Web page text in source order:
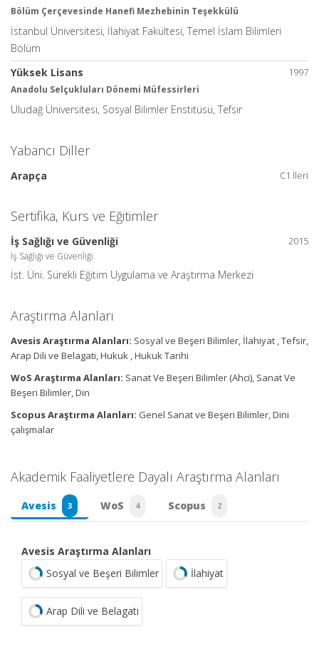
Bölüm Çerçevesinde Hanefi Mezhebinin Teşekkülü
İstanbul Üniversitesi, İlahiyat Fakültesi, Temel İslam Bilimleri
Bölüm
1997
Yüksek Lisans
Anadolu Selçukluları Dönemi Müfessirleri
Uludağ Üniversitesi, Sosyal Bilimler Enstitüsü, Tefsir
Yabancı Diller
C1 İleri
Arapça
Sertifika, Kurs ve Eğitimler
2015
İş Sağlığı ve Güvenliği
İş Sağlığı ve Güvenliği
İst. Üni. Sürekli Eğitim Uygulama ve Araştırma Merkezi
Araştırma Alanları
Avesis Araştırma Alanları: Sosyal ve Beşeri Bilimler, İlahiyat , Tefsir,
Arap Dili ve Belagati, Hukuk , Hukuk Tarihi
WoS Araştırma Alanları: Sanat Ve Beşeri Bilimler (Ahci), Sanat Ve
Beşeri Bilimler, Din
Scopus Araştırma Alanları: Genel Sanat ve Beşeri Bilimler, Dini
çalışmalar
Akademik Faaliyetlere Dayalı Araştırma Alanları
Avesis 3 WoS 4 Scopus 2
Avesis Araştırma Alanları
Sosyal ve Beşeri Bilimler
İlahiyat
Arap Dili ve Belagati